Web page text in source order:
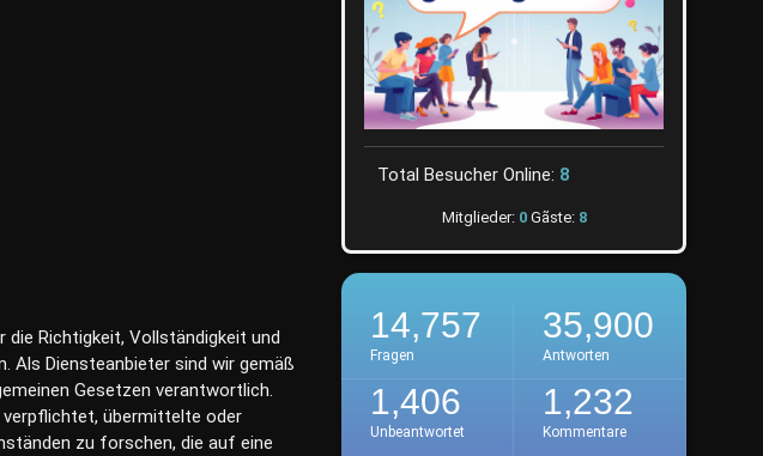
Richtigkeit, Vollständigkeit und
Als Diensteanbieter sind wir gemäß
Gesetzen verantwortlich.
verpflichtet, übermittelte oder
zu forschen, die auf eine
Total Besucher Online: 8
Mitglieder: 0Gãste: 8
14,757
Fragen
35,900
Antworten
1,406
Unbeantwortet
1,232
Kommentare